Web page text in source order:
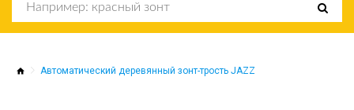
Автоматический деревянный зонт-трость JAZZ